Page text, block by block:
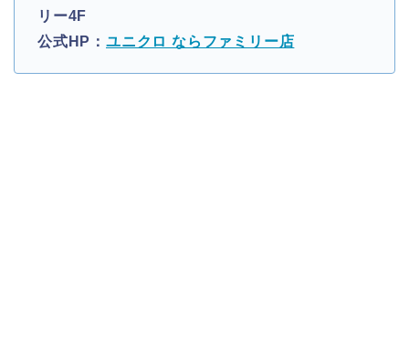
リー4F
公式HP： ユニクロ ならファミリー店